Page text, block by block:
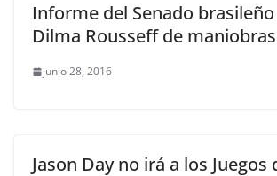
Informe del Senado
Dilma Rousseff de
junio 28, 2016
Jason Day no irá a los Juegos